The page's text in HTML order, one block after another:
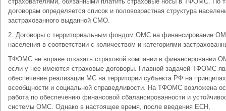
договорам определяется список и половозрастная структура
застрахованного выданной СМО.
2. Договоры с территориальным фондом ОМС на финансирование
населения в соответствии с количеством и категориями
ТФОМС не вправе отказать страховой компании в финансировании
если у нее имеются страховые договоры. Главной задачей ТФОМС
обеспечение реализации МС на территории субъекта РФ на принципах
всеобщности и социальной справедливости. На ТФОМС возложена
работа по обеспечению финансовой сбалансированности и
системы ОМС. Однако в настоящее время, после введения ЕСН,